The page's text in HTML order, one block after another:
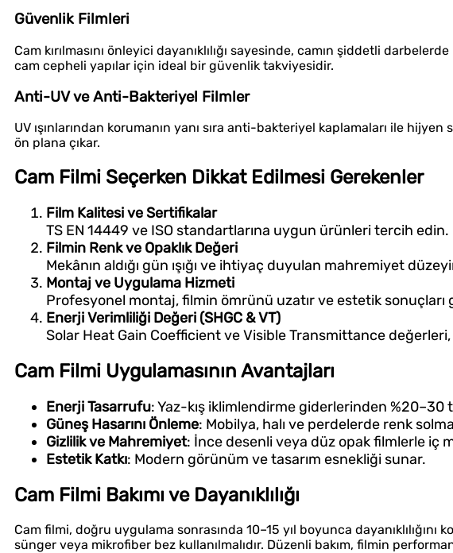
Güvenlik Filmleri
Cam kırılmasını önleyici dayanıklılığı sayesinde, camın şiddetli
cam cepheli yapılar için ideal bir güvenlik takviyesidir.
Anti-UV ve Anti-Bakteriyel Filmler
UV ışınlarından korumanın yanı sıra anti-bakteriyel kaplamaları ile
ön plana çıkar.
Cam Filmi Seçerken Dikkat Edilmesi Gerekenler
Film Kalitesi ve Sertifikalar
TS EN 14449 ve ISO standartlarına uygun ürünleri tercih edin.
Filmin Renk ve Opaklık Değeri
Mekânın aldığı gün ışığı ve ihtiyaç duyulan mahremiyet
Montaj ve Uygulama Hizmeti
Profesyonel montaj, filmin ömrünü uzatır ve estetik sonuçları
Enerji Verimliliği Değeri (SHGC & VT)
Solar Heat Gain Coefficient ve Visible Transmittance değerleri,
Cam Filmi Uygulamasının Avantajları
Enerji Tasarrufu: Yaz-kış iklimlendirme giderlerinden %20–30
Güneş Hasarını Önleme: Mobilya, halı ve perdelerde renk
Gizlilik ve Mahremiyet: İnce desenli veya düz opak filmlerle iç
Estetik Katkı: Modern görünüm ve tasarım esnekliği sunar.
Cam Filmi Bakımı ve Dayanıklılığı
Cam filmi, doğru uygulama sonrasında 10–15 yıl boyunca dayanıklılığını
sünger veya mikrofiber bez kullanılmalıdır. Düzenli bakım, filmin